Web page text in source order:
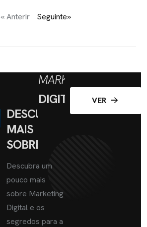
« Anterir Seguinte»
DESCUBRA
MAIS
SOBRE
MARKETING
DIGITAL
Descubra um
pouco mais
sobre Marketing
Digital e os
segredos para a
VER